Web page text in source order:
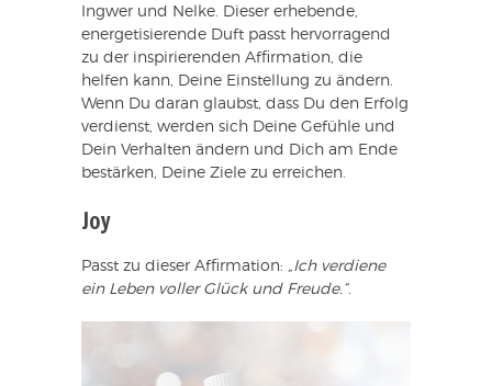
Ingwer und Nelke. Dieser erhebende,
energetisierende Duft passt hervorragend
zu der inspirierenden Affirmation, die
helfen kann, Deine Einstellung zu ändern.
Wenn Du daran glaubst, dass Du den Erfolg
verdienst, werden sich Deine Gefühle und
Dein Verhalten ändern und Dich am Ende
bestärken, Deine Ziele zu erreichen.
Joy
Passt zu dieser Affirmation: „Ich verdiene
ein Leben voller Glück und Freude.“.